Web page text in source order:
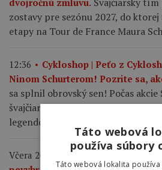
zostavy pre sezónu 2027, do
etapy na Tour de France Maura
12:36
Cykloshop | Peťo z
Ninom Schurterom! Pozrite sa,
sa splnil obrovský sen! Počas
švajčiarskom Lenzerheide
legendou horskej cyklistiky.
Včera 20:28
„Chcela som jasne
Táto webová
používa súbory
Táto webová lokalita